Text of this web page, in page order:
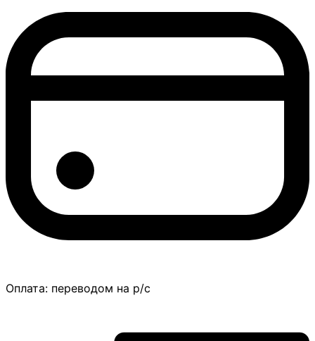
Оплата: переводом на р/с